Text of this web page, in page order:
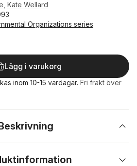
Kate Wellard
Organizations series
Lägg i varukorg
inom 10-15 vardagar. Fri frakt över